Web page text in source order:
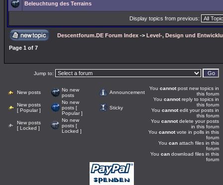
Beleuchtung des Terrains
Display topics from previous:
Descentforum.DE Forum Index -> Level-, Design und
Page 1 of 7
Jump to:
New posts
No new
posts
Announcement
New posts
[ Popular ]
No new
posts [
Popular ]
Sticky
New posts
[ Locked ]
No new
posts [
Locked ]
You cannotpost new topics in
this forum
You cannotreply to topics in
this forum
You cannotedit your posts in
this forum
You cannotdelete your posts
in this forum
You cannotvote in polls in this
forum
You can attach files in this
forum
You can download files in this
forum